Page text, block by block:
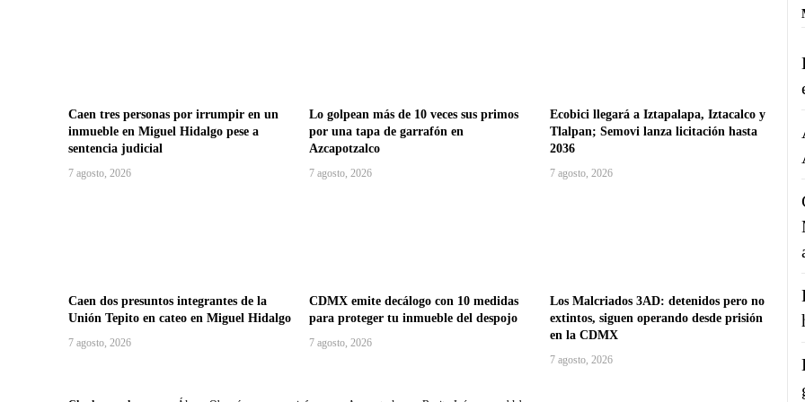
Caen tres personas por irrumpir en un
inmueble en Miguel Hidalgo pese a
sentencia judicial
7 agosto, 2026
Lo golpean más de 10 veces sus primos
por una tapa de garrafón en
Azcapotzalco
7 agosto, 2026
Ecobici llegará a Iztapalapa, Iztacalco y
Tlalpan; Semovi lanza licitación hasta
2036
7 agosto, 2026
Caen dos presuntos integrantes de la
Unión Tepito en cateo en Miguel Hidalgo
7 agosto, 2026
CDMX emite decálogo con 10 medidas
para proteger tu inmueble del despojo
7 agosto, 2026
Los Malcriados 3AD: detenidos pero no
extintos, siguen operando desde prisión
en la CDMX
7 agosto, 2026